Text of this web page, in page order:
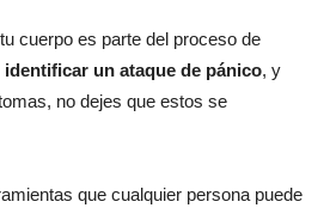
cuerpo es parte del proceso de
identificar un ataque de pánico, y
no dejes que estos se
que cualquier persona puede